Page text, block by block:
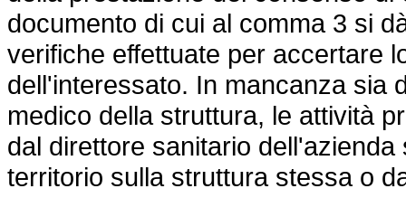
documento di cui al comma 3 si
verifiche effettuate per accertare
dell'interessato. In mancanza sia
medico della struttura, le attività
dal direttore sanitario
territorio sulla struttura stessa o